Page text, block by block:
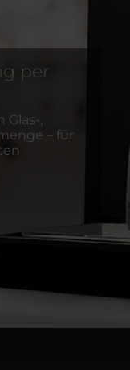
per
Glas-,
– für